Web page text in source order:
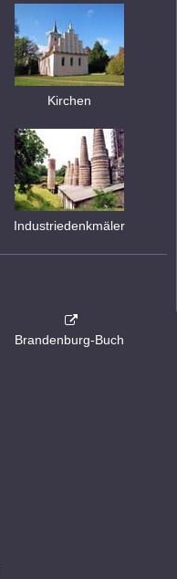
Kirchen
Industriedenkmäler
Brandenburg-Buch